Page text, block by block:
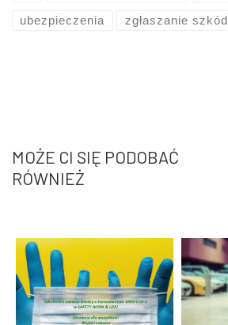
ubezpieczenia zgłaszanie
MOŻE CI SIĘ PODOBAĆ
RÓWNIEŻ